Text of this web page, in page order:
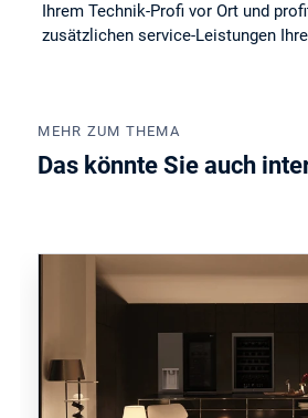
Ihrem Technik-Profi vor Ort und
zusätzlichen service-Leistungen
MEHR ZUM THEMA
Das könnte Sie auch